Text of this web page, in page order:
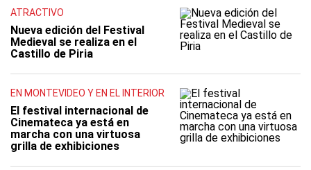
ATRACTIVO
Nueva edición del Festival
Medieval se realiza en el
Castillo de Piria
EN MONTEVIDEO Y EN EL INTERIOR
El festival internacional de
Cinemateca ya está en
marcha con una virtuosa
grilla de exhibiciones